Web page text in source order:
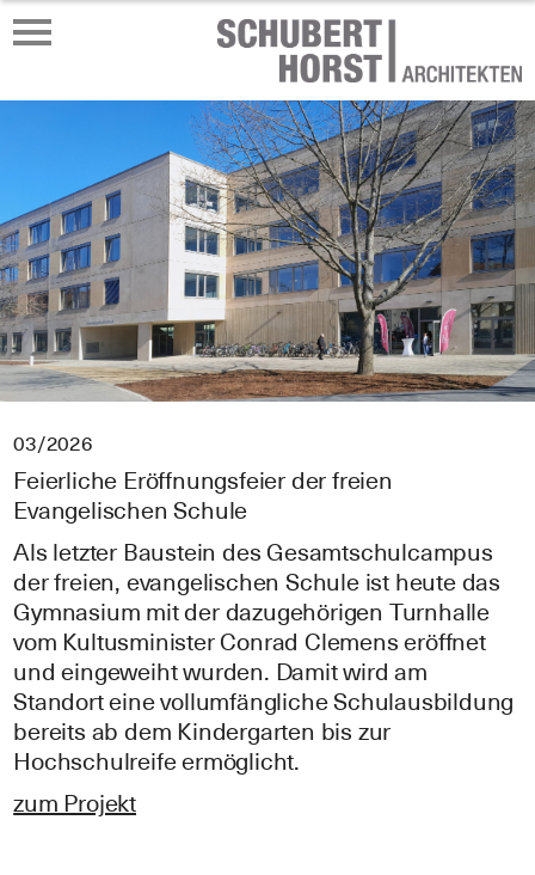
03/2026
Feierliche Eröffnungsfeier der freien
Evangelischen Schule
Als letzter Baustein des Gesamtschulcampus
der freien, evangelischen Schule ist heute das
Gymnasium mit der dazugehörigen Turnhalle
vom Kultusminister Conrad Clemens eröffnet
und eingeweiht wurden. Damit wird am
Standort eine vollumfängliche Schulausbildung
bereits ab dem Kindergarten bis zur
Hochschulreife ermöglicht.
zum Projekt